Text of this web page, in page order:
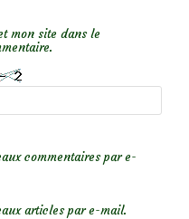
mon site dans le
commentaires par e-
articles par e-mail.